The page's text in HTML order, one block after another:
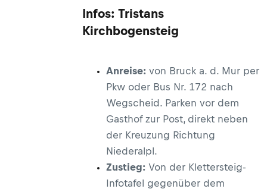
Infos: Tristans
Kirchbogensteig
Anreise: von Bruck a. d. Mur per
Pkw oder Bus Nr. 172 nach
Wegscheid. Parken vor dem
Gasthof zur Post, direkt neben
der Kreuzung Richtung
Niederalpl.
Zustieg: Von der Klettersteig-
Infotafel gegenüber dem